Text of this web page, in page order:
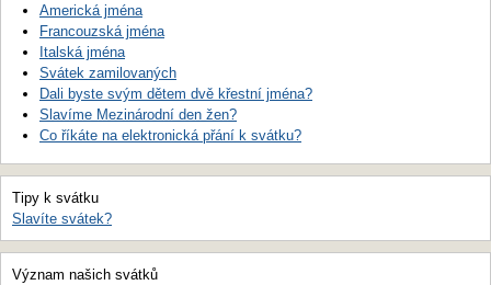
Americká jména
Francouzská jména
Italská jména
Svátek zamilovaných
Dali byste svým dětem dvě křestní jména?
Slavíme Mezinárodní den žen?
Co říkáte na elektronická přání k svátku?
Tipy k svátku
Slavíte svátek?
Význam našich svátků